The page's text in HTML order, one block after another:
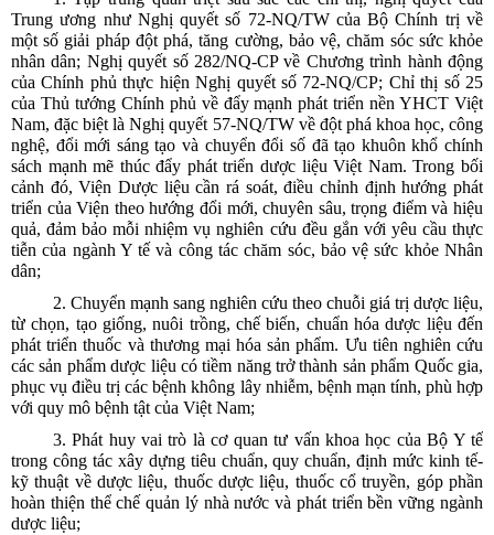
Trung ương như Nghị quyết số 72-NQ/TW của Bộ Chính trị về
một số giải pháp đột phá, tăng cường, bảo vệ, chăm sóc sức khỏe
nhân dân; Nghị quyết số 282/NQ-CP về Chương trình hành động
của Chính phủ thực hiện Nghị quyết số 72-NQ/CP; Chỉ thị số 25
của Thủ tướng Chính phủ về đẩy mạnh phát triển nền YHCT Việt
Nam, đặc biệt là Nghị quyết 57-NQ/TW về đột phá khoa học, công
nghệ, đổi mới sáng tạo và chuyển đổi số đã tạo khuôn khổ chính
sách mạnh mẽ thúc đẩy phát triển dược liệu Việt Nam. Trong bối
cảnh đó, Viện Dược liệu cần rá soát, điều chỉnh định hướng phát
triển của Viện theo hướng đổi mới, chuyên sâu, trọng điểm và hiệu
quả, đảm bảo mỗi nhiệm vụ nghiên cứu đều gắn với yêu cầu thực
tiễn của ngành Y tế và công tác chăm sóc, bảo vệ sức khỏe Nhân
dân;
2. Chuyển mạnh sang nghiên cứu theo chuỗi giá trị dược liệu,
từ chọn, tạo giống, nuôi trồng, chế biến, chuẩn hóa dược liệu đến
phát triển thuốc và thương mại hóa sản phẩm. Ưu tiên nghiên cứu
các sản phẩm dược liệu có tiềm năng trở thành sản phẩm Quốc gia,
phục vụ điều trị các bệnh không lây nhiễm, bệnh mạn tính, phù hợp
với quy mô bệnh tật của Việt Nam;
3. Phát huy vai trò là cơ quan tư vấn khoa học của Bộ Y tế
trong công tác xây dựng tiêu chuẩn, quy chuẩn, định mức kinh tế-
kỹ thuật về dược liệu, thuốc dược liệu, thuốc cổ truyền, góp phần
hoàn thiện thể chế quản lý nhà nước và phát triển bền vững ngành
dược liệu;